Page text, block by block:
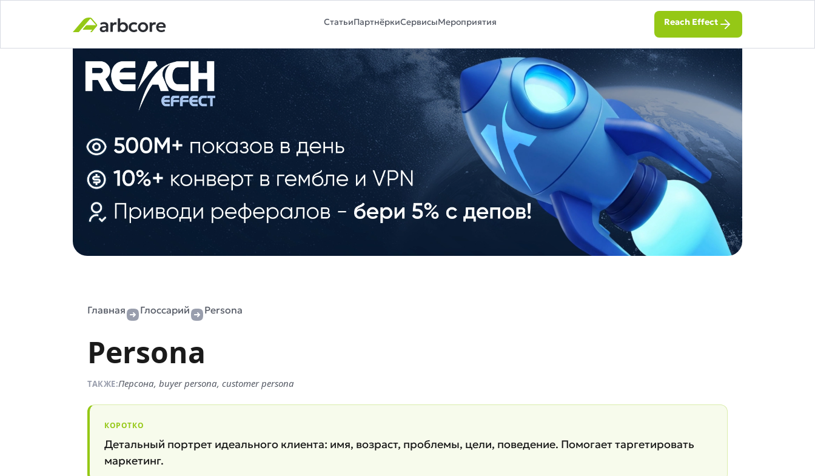
СтатьиПартнёркиСервисыМероприятия Reach Effect
Главная Глоссарий Persona
Persona
ТАКЖЕ:Персона, buyer persona, customer persona
КОРОТКО
Детальный портрет идеального клиента: имя, возраст, проблемы, цели, поведение. Помогает таргетировать
маркетинг.